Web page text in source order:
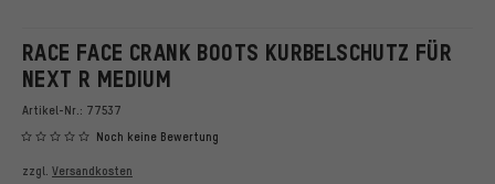
RACE FACE CRANK BOOTS KURBELSCHUTZ FÜR
NEXT R MEDIUM
Artikel-Nr.: 77537
Noch keine Bewertung
zzgl. Versandkosten